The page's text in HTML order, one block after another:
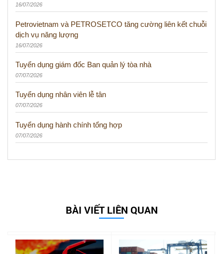
16/07/2026
Petrovietnam và PETROSETCO tăng cường liên kết chuỗi
dịch vụ năng lượng
16/07/2026
Tuyển dụng giám đốc Ban quản lý tòa nhà
07/07/2026
Tuyển dụng nhân viên lễ tân
07/07/2026
Tuyển dụng hành chính tổng hợp
07/07/2026
BÀI VIẾT LIÊN QUAN